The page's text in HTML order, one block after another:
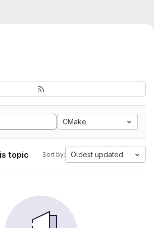
CMake
topic Sort by: Oldest updated